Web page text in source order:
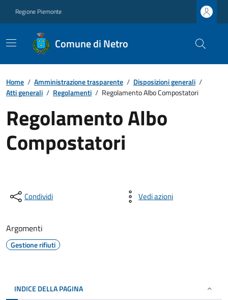
Regione Piemonte
Comune di Netro
Home / Amministrazione trasparente / Disposizioni generali /
Atti generali / Regolamenti / Regolamento Albo Compostatori
Regolamento Albo
Compostatori
Condividi Vedi azioni
Argomenti
Gestione rifiuti
INDICE DELLA PAGINA